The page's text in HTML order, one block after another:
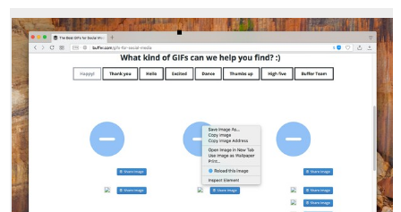
accedere
ai
tuoi
dati
su
tutti
siti
web.